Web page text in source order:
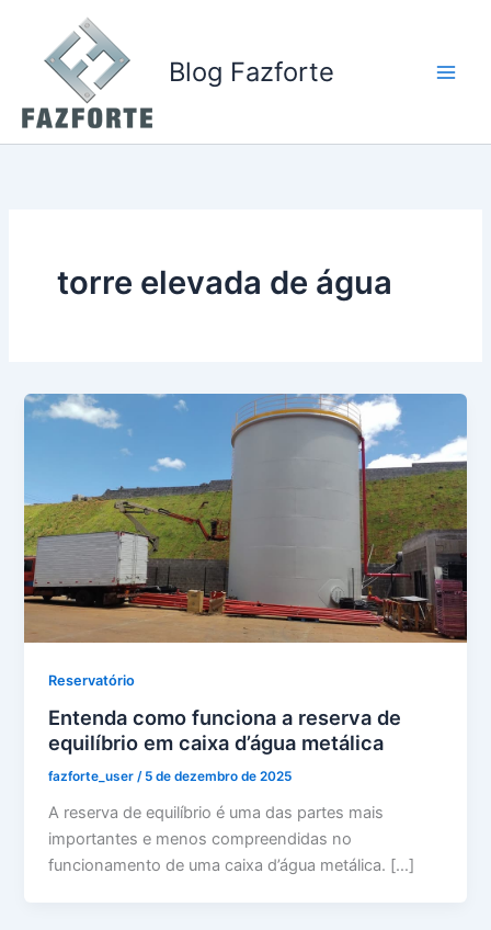
conteúdo
Blog Fazforte
torre elevada de água
Reservatório
Entenda como funciona a reserva de
equilíbrio em caixa d’água metálica
fazforte_user/ 5 de dezembro de 2025
A reserva de equilíbrio é uma das partes mais
importantes e menos compreendidas no
funcionamento de uma caixa d’água metálica. […]